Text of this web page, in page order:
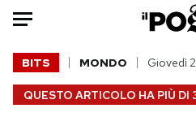
HOME
QUESTO ARTICOLO HA PIÙ DI
BITS MONDO Giovedì